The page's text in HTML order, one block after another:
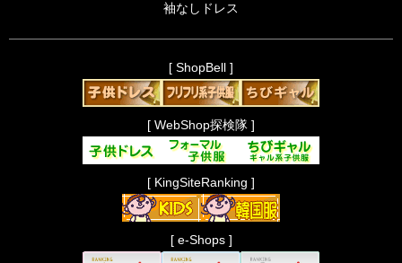
袖なしドレス
[ ShopBell ]
[ WebShop探検隊 ]
[ KingSiteRanking ]
[ e-Shops ]